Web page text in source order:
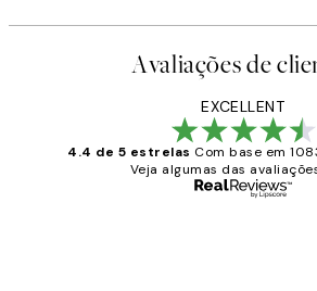
Avaliações de
EXCELLENT
4.4 de 5 estrelas Com base em
Veja algumas das